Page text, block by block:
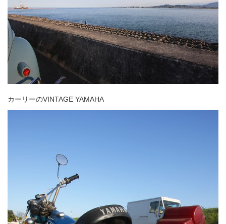
カーリーのVINTAGE YAMAHA